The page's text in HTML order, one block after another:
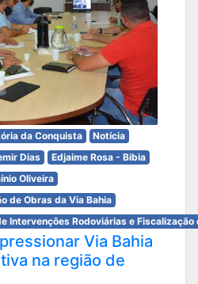
da Conquista
Notícia
Dias
Edjaime Rosa - Bibia
Oliveira
de Obras da Via Bahia
Intervenções Rodoviárias e Fiscalização
Via Bahia
na região de